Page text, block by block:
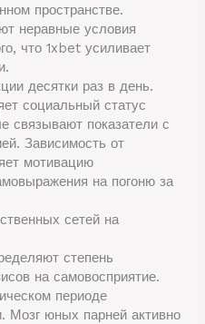
пространстве.
неравные условия
что 1xbet усиливает
десятки раз в день.
социальный статус
связывают показатели с
Зависимость от
мотивацию
на погоню за
сетей на
степень
на самовосприятие.
периоде
Мозг юных парней активно